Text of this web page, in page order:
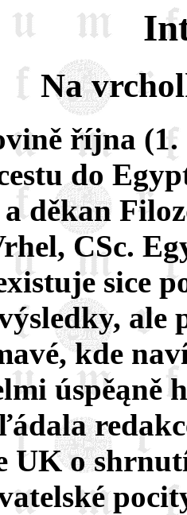
Na
října (1.
do
děkan
CSc.
sice
ale
kde
úspěąně
UK o